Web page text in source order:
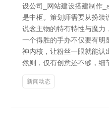
设公司_网站建设搭建制作
是中枢。策划师需要从扮装
说念主物的特有特性与魔力
一个得胜的手办不仅要有明
神内核，让粉丝一眼就能认
然则，仅有创意还不够，细
新闻动态